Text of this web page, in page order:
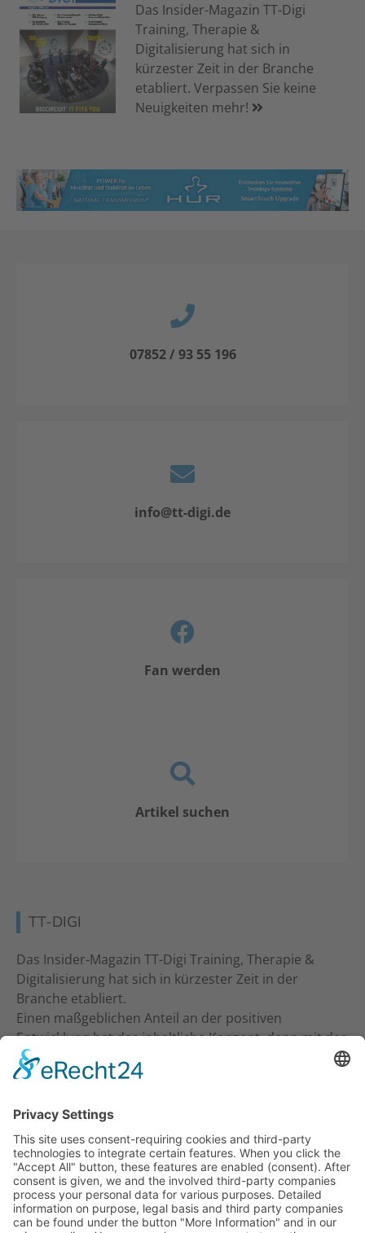
Das Insider-Magazin TT-Digi
Training, Therapie &
Digitalisierung hat sich in
kürzester Zeit in der Branche
etabliert. Verpassen Sie keine
Neuigkeiten mehr!
07852 / 93 55 196
info@tt-digi.de
Fan werden
Artikel suchen
TT-DIGI
Das Insider-Magazin TT-Digi Training, Therapie &
Digitalisierung hat sich in kürzester Zeit in der
Branche etabliert.
Einen maßgeblichen Anteil an der positiven
Entwicklung hat das inhaltliche Konzept, denn mit der
inhaltlichen Ansprache an Studio-Inhaber, Trainer &
Therapeuten wurde ein neuer Standard gesetzt. Ein
KONTAKT
Verlag für Prävention & Gesundheit GmbH
Waldseestraße 27
77731 Willstätt